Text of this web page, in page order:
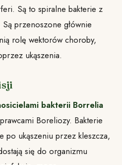
Są to spiralne bakterie z
przenoszone głównie
rolę wektorów choroby,
ukąszenia.
bakterii Borrelia
Boreliozy. Bakterie
po ukąszeniu przez kleszcza,
się do organizmu